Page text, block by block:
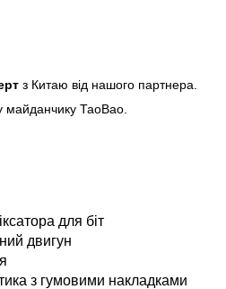
з Китаю від нашого партнера.
майданчику ТаоBao.
для біт
двигун
з гумовими накладками